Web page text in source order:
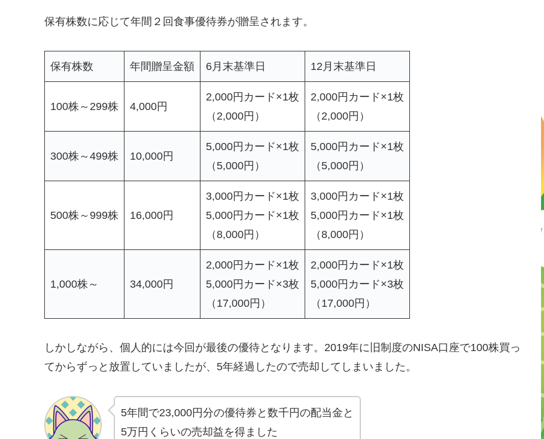
保有株数に応じて年間２回食事優待券が贈呈されます。
保有株数 年間贈呈金額 6月末基準日 12月末基準日
100株～299株 4,000円
2,000円カード×1枚
（2,000円）
2,000円カード×1枚
（2,000円）
300株～499株 10,000円
5,000円カード×1枚
（5,000円）
5,000円カード×1枚
（5,000円）
500株～999株 16,000円
3,000円カード×1枚
5,000円カード×1枚
（8,000円）
3,000円カード×1枚
5,000円カード×1枚
（8,000円）
1,000株～ 34,000円
2,000円カード×1枚
5,000円カード×3枚
（17,000円）
2,000円カード×1枚
5,000円カード×3枚
（17,000円）
しかしながら、個人的には今回が最後の優待となります。2019年に旧制度のNISA口座で100株買っ
てからずっと放置していましたが、5年経過したので売却してしまいました。
5年間で23,000円分の優待券と数千円の配当金と
5万円くらいの売却益を得ました